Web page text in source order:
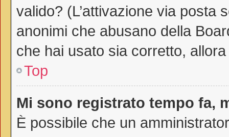
valido? (L’attivazione via posta
anonimi che abusano della
che hai usato sia corretto,
Top
Mi sono registrato tempo fa,
È possibile che un